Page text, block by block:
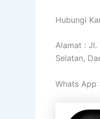
Hubungi
Alamat : Jl.
Selatan,
Whats App